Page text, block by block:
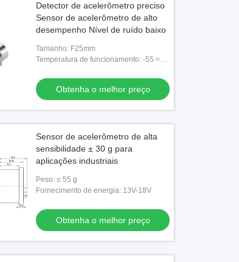
Detector de acelerômetro preciso
Sensor de acelerômetro de alto
desempenho Nível de ruído baixo
Tamanho: F25mm
Temperatura de funcionamento: -55 ≈
Obtenha o melhor preço
Sensor de acelerômetro de alta
sensibilidade ± 30 g para
aplicações industriais
Peso: ≤ 55 g
Fornecimento de energia: 13V-18V
Obtenha o melhor preço